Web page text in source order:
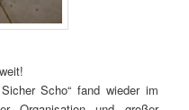
Scho“ fand wieder im